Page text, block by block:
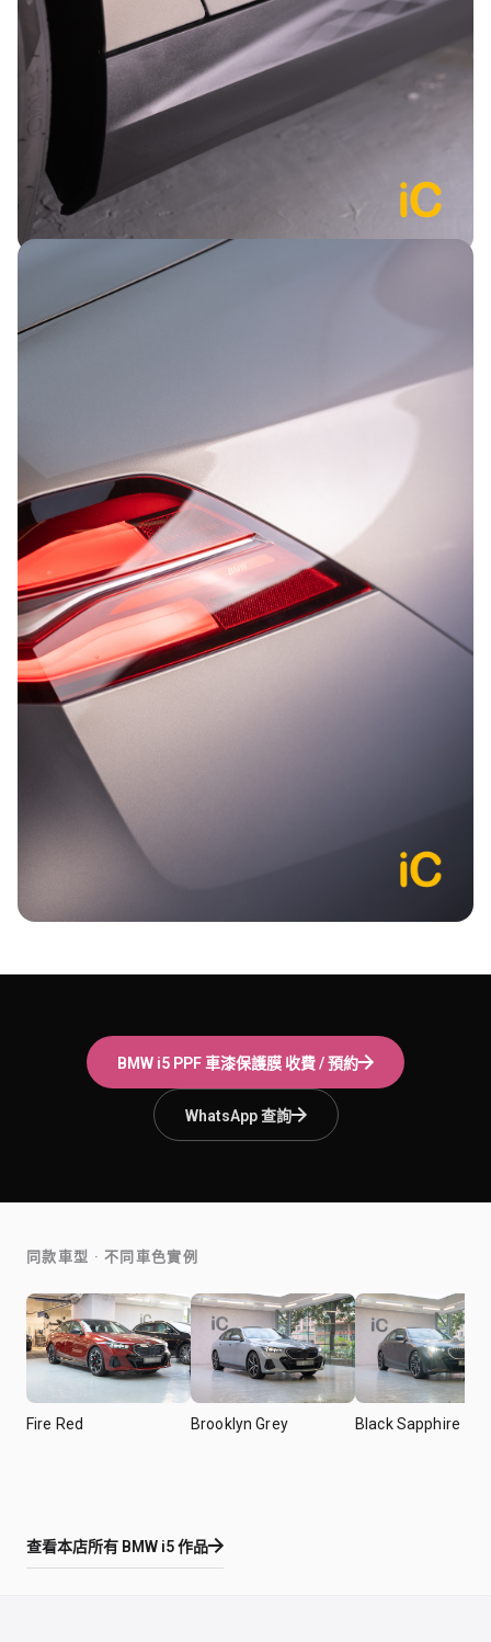
BMW i5 PPF 車漆保護膜 收費 / 預約
WhatsApp 查詢
同款車型 · 不同車色實例
Fire Red Brooklyn Grey Black Sapphire
查看本店所有 BMW i5作品